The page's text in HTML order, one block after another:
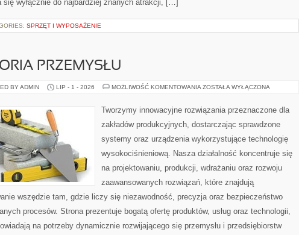
się wyłącznie do najbardziej znanych atrakcji, […]
SPRZĘT I WYPOSAŻENIE
PRZEMYSŁU
BY ADMIN LIP - 1 - 2026 MOŻLIWOŚĆ KOMENTOWANIA HISTORIA
ZOSTAŁA WYŁĄCZONA
Tworzymy innowacyjne rozwiązania przeznaczone dla
zakładów produkcyjnych, dostarczając sprawdzone
systemy oraz urządzenia wykorzystujące technologię
wysokociśnieniową. Nasza działalność koncentruje się
na projektowaniu, produkcji, wdrażaniu oraz rozwoju
zaawansowanych rozwiązań, które znajdują
wszędzie tam, gdzie liczy się niezawodność, precyzja oraz bezpieczeństwo
procesów. Strona prezentuje bogatą ofertę produktów, usług oraz technologii,
na potrzeby dynamicznie rozwijającego się przemysłu i przedsiębiorstw